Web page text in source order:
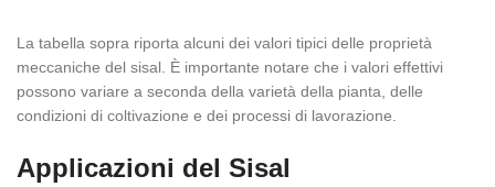
La tabella sopra riporta alcuni dei valori tipici delle proprietà
meccaniche del sisal. È importante notare che i valori effettivi
possono variare a seconda della varietà della pianta, delle
condizioni di coltivazione e dei processi di lavorazione.
Applicazioni del Sisal